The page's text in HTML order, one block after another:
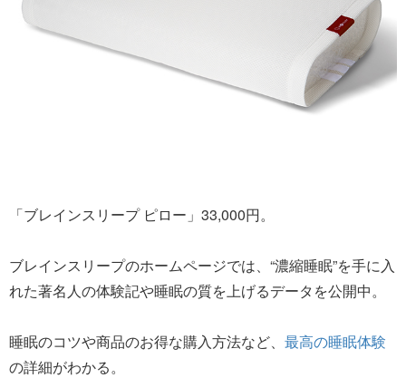
「ブレインスリープ ピロー」33,000円。
ブレインスリープのホームページでは、“濃縮睡眠”を手に入
れた著名人の体験記や睡眠の質を上げるデータを公開中。
睡眠のコツや商品のお得な購入方法など、 最高の睡眠体験
の詳細がわかる。